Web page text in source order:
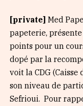
[private] Med
papeterie,
points pour un
dopé par la
voit la CDG
son niveau de
Sefrioui. Pour